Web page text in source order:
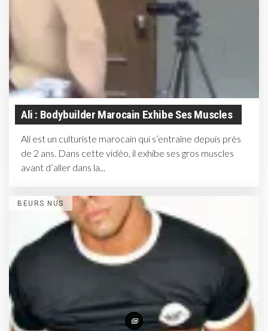
Ali : Bodybuilder Marocain Exhibe Ses Muscles
Ali est un culturiste marocain qui s’entraîne depuis près
de 2 ans. Dans cette vidéo, il exhibe ses gros muscles
avant d’aller dans la...
BEURS NUS